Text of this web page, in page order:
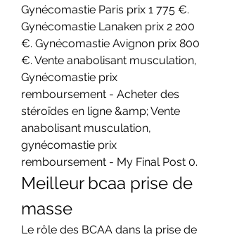
Gynécomastie Paris prix 1 775 €.
Gynécomastie Lanaken prix 2 200
€. Gynécomastie Avignon prix 800
€. Vente anabolisant musculation,
Gynécomastie prix
remboursement - Acheter des
stéroïdes en ligne &amp; Vente
anabolisant musculation,
gynécomastie prix
remboursement - My Final Post 0.
Meilleur bcaa prise de
masse
Le rôle des BCAA dans la prise de